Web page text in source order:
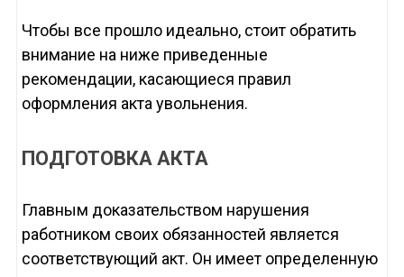
Чтобы все прошло идеально, стоит обратить
внимание на ниже приведенные
рекомендации, касающиеся правил
оформления акта увольнения.
ПОДГОТОВКА АКТА
Главным доказательством нарушения
работником своих обязанностей является
соответствующий акт. Он имеет определенную